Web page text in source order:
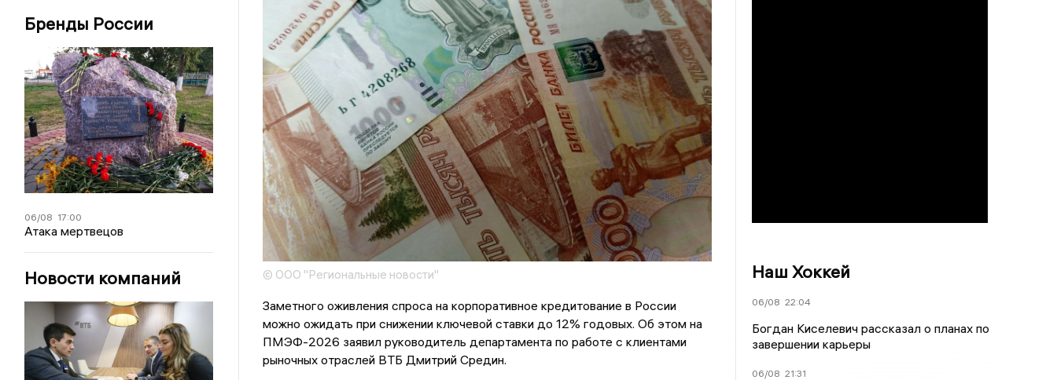
Бренды России
06/08 17:00
Атака мертвецов
Новости компаний © ООО "Региональные новости"
Заметного оживления спроса на корпоративное кредитование в России
можно ожидать при снижении ключевой ставки до 12% годовых. Об этом на
ПМЭФ-2026 заявил руководитель департамента по работе с клиентами
рыночных отраслей ВТБ Дмитрий Средин.
Наш Хоккей
06/08 22:04
Богдан Киселевич рассказал о планах по
завершении карьеры
06/08 21:31